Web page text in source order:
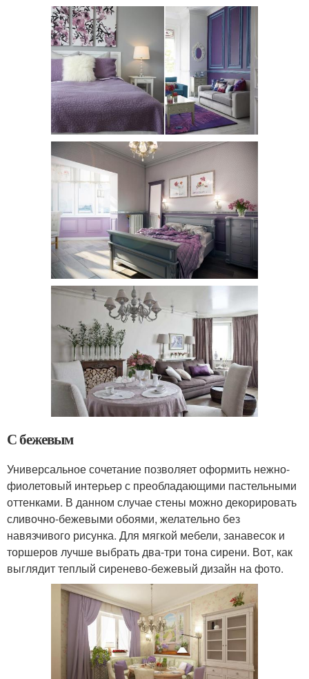
С бежевым
Универсальное сочетание позволяет оформить нежно-
фиолетовый интерьер с преобладающими пастельными
оттенками. В данном случае стены можно декорировать
сливочно-бежевыми обоями, желательно без
навязчивого рисунка. Для мягкой мебели, занавесок и
торшеров лучше выбрать два-три тона сирени. Вот, как
выглядит теплый сиренево-бежевый дизайн на фото.